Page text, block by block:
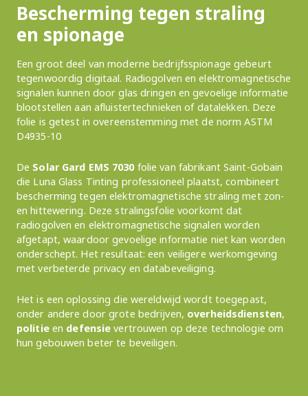
Bescherming tegen straling
en spionage
Een groot deel van moderne bedrijfsspionage gebeurt
tegenwoordig digitaal. Radiogolven en elektromagnetische
signalen kunnen door glas dringen en gevoelige informatie
blootstellen aan afluistertechnieken of datalekken. Deze
folie is getest in overeenstemming met de norm ASTM
D4935-10
De Solar Gard EMS 7030folie van fabrikant Saint-Gobain
die Luna Glass Tinting professioneel plaatst, combineert
bescherming tegen elektromagnetische straling met zon-
en hittewering. Deze stralingsfolie voorkomt dat
radiogolven en elektromagnetische signalen worden
afgetapt, waardoor gevoelige informatie niet kan worden
onderschept. Het resultaat: een veiligere werkomgeving
met verbeterde privacy en databeveiliging.
Het is een oplossing die wereldwijd wordt toegepast,
onder andere door grote bedrijven, overheidsdiensten,
politieen defensie vertrouwen op deze technologie om
hun gebouwen beter te beveiligen.